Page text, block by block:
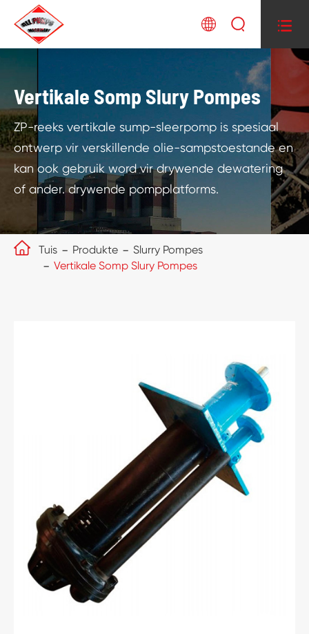
  
Vertikale Somp Slury Pompes
ZP-reeks vertikale sump-sleerpomp is spesiaal
ontwerp vir verskillende olie-sampstoestande en
kan ook gebruik word vir drywende dewatering
of ander. drywende pompplatforms.
 Tuis Produkte
Slurry Pompes
Vertikale Somp Slury Pompes